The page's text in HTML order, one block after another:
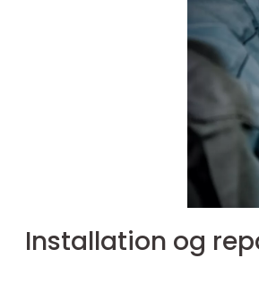
Installation og